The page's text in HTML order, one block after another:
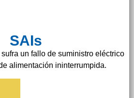
SAIs
un fallo de suministro eléctrico
alimentación ininterrumpida.